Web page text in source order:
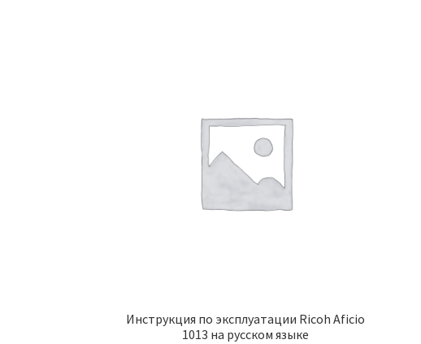
Инструкция по эксплуатации Ricoh Aficio
1013 на русском языке